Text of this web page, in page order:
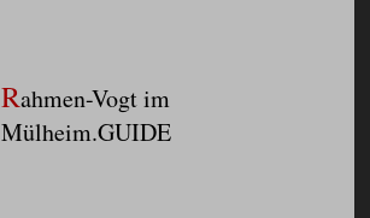
Rahmen-Vogt im
Mülheim.GUIDE